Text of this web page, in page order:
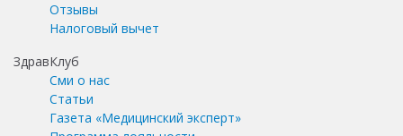
Отзывы
Налоговый вычет
ЗдравКлуб
Сми о нас
Статьи
Газета «Медицинский эксперт»